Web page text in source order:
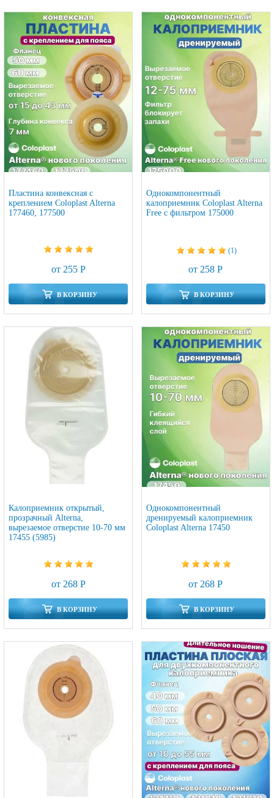
Пластина конвексная с
креплением Coloplast Alterna
177460, 177500
от 255 Р
В КОРЗИНУ
Однокомпонентный
калоприемник Coloplast Alterna
Free c фильтром 175000
(1)
от 258 Р
В КОРЗИНУ
Калоприемник открытый,
прозрачный Alterna,
вырезаемое отверстие 10-70 мм
17455 (5985)
от 268 Р
В КОРЗИНУ
Однокомпонентный
дренируемый калоприемник
Coloplast Alterna 17450
от 268 Р
В КОРЗИНУ